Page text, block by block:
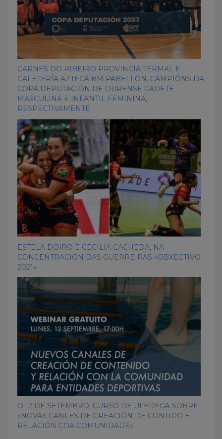
CARNES DO RIBEIRO PROVINCIA TERMAL E
CAFETERÍA AZTECA BM PABELLÓN, CAMPIÓNS DA
COPA DEPUTACIÓN DE OURENSE CADETE
MASCULINA E INFANTIL FEMININA,
RESPECTIVAMENTE
ESTELA DOIRO E CECILIA CACHEDA, NA
CONCENTRACIÓN DAS GUERREIRAS «OBXECTIVO
2021»
O 12 DE SETEMBRO, CURSO DE UFEDEGA SOBRE
«NOVAS CANLES DE CREACIÓN DE CONTIDO E
RELACIÓN COA COMUNIDADE»